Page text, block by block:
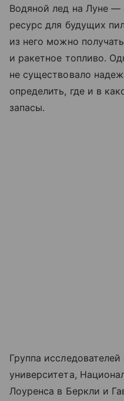
Водяной лед на Луне —
ресурс для будущих
из него можно
и ракетное топливо.
не существовало
определить, где и в
запасы.
Группа
университета,
Лоуренса в Беркли и